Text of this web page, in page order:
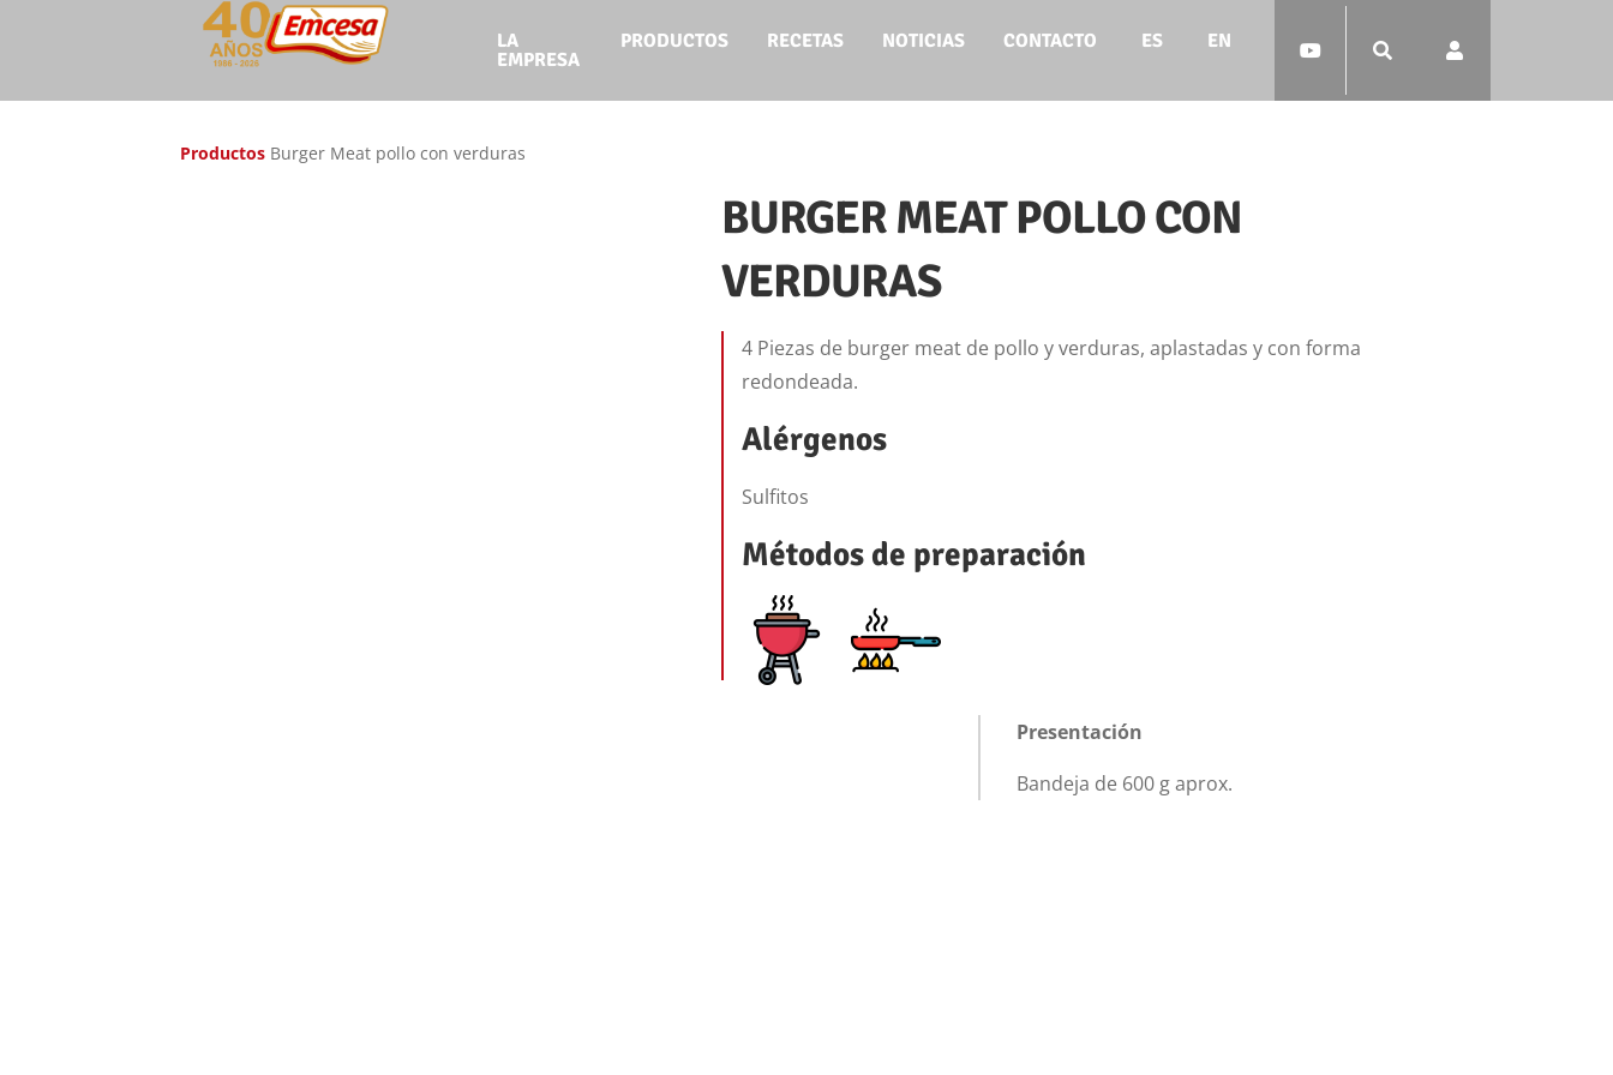
Ir
la
Ir
contenido
LA
EMPRESA
PRODUCTOS RECETAS NOTICIAS CONTACTO ES EN
Productos Burger Meat pollo con verduras
BURGER MEAT POLLO CON
VERDURAS
4 Piezas de burger meat de pollo y verduras, aplastadas y con forma
redondeada.
Alérgenos
Sulfitos
Métodos de preparación
Presentación
Bandeja de 600 g aprox.